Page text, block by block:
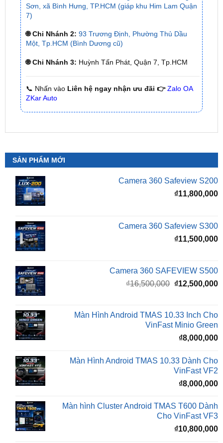
🌐 Chi Nhánh 2: 93 Trương Định, Phường Thủ Dầu
Một, Tp.HCM (Bình Dương cũ)
🌐 Chi Nhánh 3: Huỳnh Tấn Phát, Quận 7, Tp.HCM
📞 Nhấn vàoLiên hệ ngay nhận ưu đãi 👉 Zalo OA
SẢN PHẨM MỚI
Camera 360 Safeview S200
₫11,800,000
Camera 360 Safeview S300
Camera 360 SAFEVIEW S500
gốc
₫16,500,000.
Màn Hình Android TMAS 10.33 Inch Cho
₫8,000,000
Màn Hình Android TMAS 10.33 Dành Cho
₫8,000,000
Màn hình Cluster Android TMAS T600 Dành
Cho VinFast VF3
₫10,800,000
Màn hình Cluster Android TMAS T500 Dành